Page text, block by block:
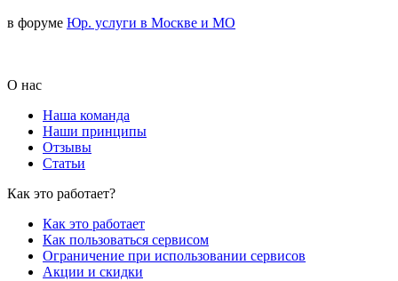
в форуме Юр. услуги в Москве и МО
О нас
Наша команда
Наши принципы
Отзывы
Статьи
Как это работает?
Как это работает
Как пользоваться сервисом
Ограничение при использовании сервисов
Акции и скидки